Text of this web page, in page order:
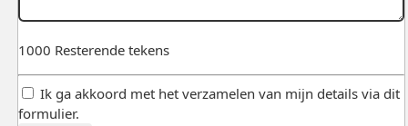
1000 Resterende tekens
Ik ga akkoord met het verzamelen van mijn details via dit
formulier.